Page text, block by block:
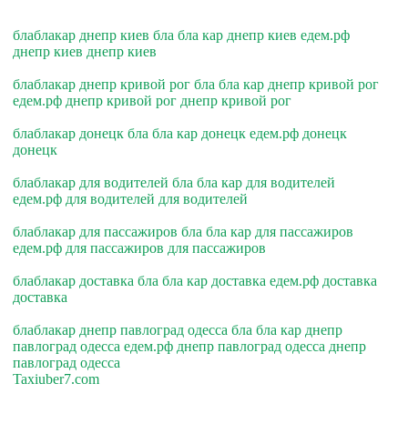
блаблакар днепр киев бла бла кар днепр киев едем.рф
днепр киев днепр киев
блаблакар днепр кривой рог бла бла кар днепр кривой рог
едем.рф днепр кривой рог днепр кривой рог
блаблакар донецк бла бла кар донецк едем.рф донецк
донецк
блаблакар для водителей бла бла кар для водителей
едем.рф для водителей для водителей
блаблакар для пассажиров бла бла кар для пассажиров
едем.рф для пассажиров для пассажиров
блаблакар доставка бла бла кар доставка едем.рф доставка
доставка
блаблакар днепр павлоград одесса бла бла кар днепр
павлоград одесса едем.рф днепр павлоград одесса днепр
павлоград одесса
Taxiuber7.com